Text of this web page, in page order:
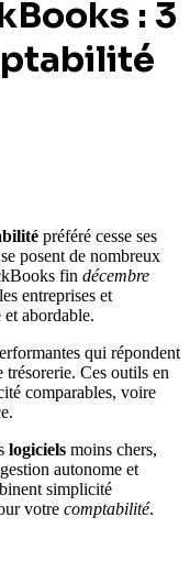
: 3
préféré cesse ses
posent de nombreux
fin décembre
entreprises et
abordable.
qui répondent
Ces outils en
comparables, voire
logiciels moins chers,
autonome et
simplicité
votre comptabilité.